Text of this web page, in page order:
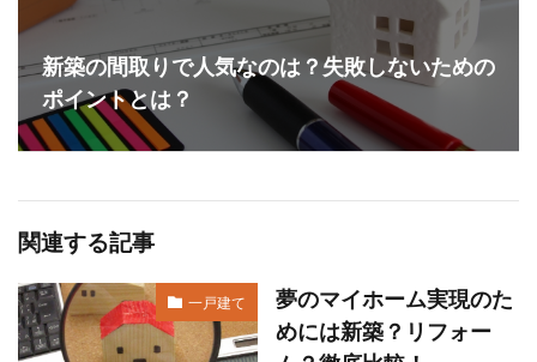
新築の間取りで人気なのは？失敗しないための
ポイントとは？
関連する記事
一戸建て
夢のマイホーム実現のた
めには新築？リフォー